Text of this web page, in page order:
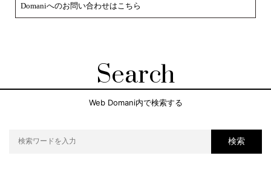
Domaniへのお問い合わせはこちら
Search
Web Domani内で検索する
検索